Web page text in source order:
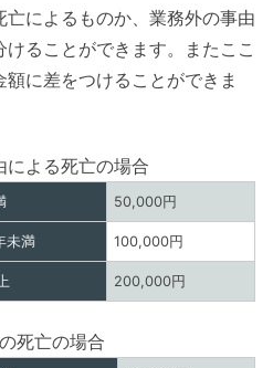
によるものか、業務外の事由
ることができます。またここ
に差をつけることができま
による死亡の場合
50,000円
未満 100,000円
200,000円
死亡の場合